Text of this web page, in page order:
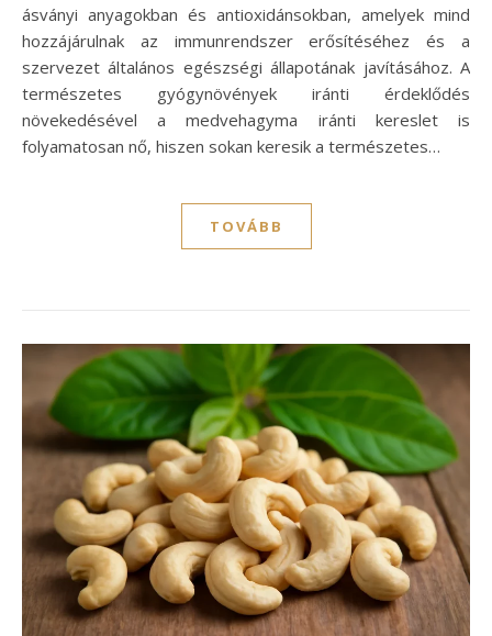
ásványi anyagokban és antioxidánsokban, amelyek mind
hozzájárulnak az immunrendszer erősítéséhez és a
szervezet általános egészségi állapotának javításához. A
természetes gyógynövények iránti érdeklődés
növekedésével a medvehagyma iránti kereslet is
folyamatosan nő, hiszen sokan keresik a természetes…
TOVÁBB